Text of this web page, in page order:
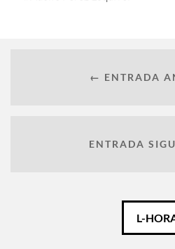
← ENTRADA
ENTRADA
L-